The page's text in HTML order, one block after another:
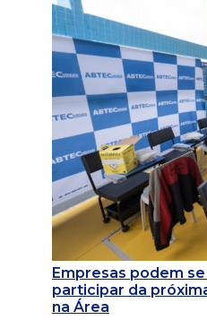
Empresas podem
participar da
na Área